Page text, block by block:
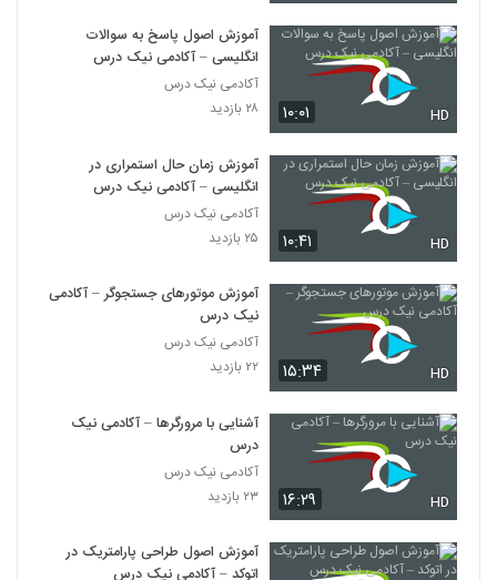
۱۰:۰۱ HD
آموزش اصول پاسخ به سوالات
انگلیسی – آکادمی نیک درس
آکادمی نیک درس
۲۸ بازدید
۱۰:۴۱ HD
آموزش زمان حال استمراری در
انگلیسی – آکادمی نیک درس
آکادمی نیک درس
۲۵ بازدید
۱۵:۳۴ HD
آموزش موتورهای جستجوگر – آکادمی
نیک درس
آکادمی نیک درس
۲۲ بازدید
۱۶:۲۹ HD
آشنایی با مرورگرها – آکادمی نیک
درس
آکادمی نیک درس
۲۳ بازدید
آموزش اصول طراحی پارامتریک در
اتوکد – آکادمی نیک درس